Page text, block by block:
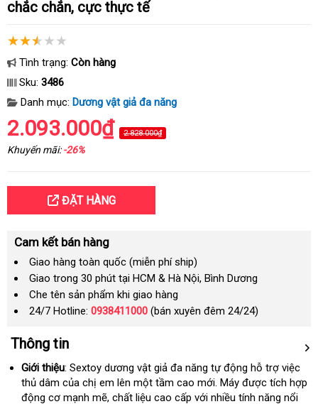
chắc chắn, cực thực tế
Tình trạng: Còn hàng
Sku: 3486
Danh mục: Dương vật giả đa năng
2.093.000₫ 2.828.000₫
Khuyến mãi:-26%
ĐẶT HÀNG
Cam kết bán hàng
Giao hàng toàn quốc (miễn phí ship)
Giao trong 30 phút tại HCM & Hà Nội, Bình Dương
Che tên sản phẩm khi giao hàng
24/7 Hotline: 0938411000 (bán xuyên đêm 24/24)
Thông tin
Giới thiệu: Sextoy dương vật giả đa năng tự động hỗ trợ việc
thủ dâm dịch
vụ
của chị em lên một tầm cao mớitham
khảo
. Máy chợ
được tích hợp
động cơ mạnh mẽso
, chất liệu cao cấp link
với nhiều tính năng nổi